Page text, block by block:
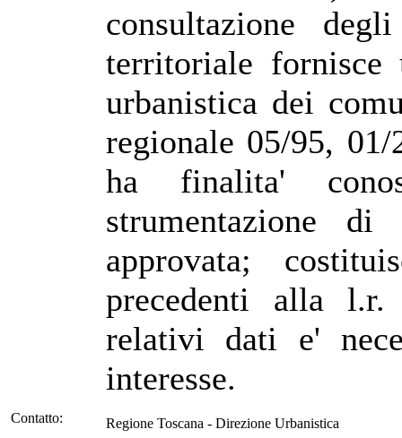
consultazione
territoriale fornisce
urbanistica dei
regionale 05/95,
ha finalita'
strumentazione
approvata;
precedenti alla l.r.
relativi dati e'
interesse.
Contatto: Regione Toscana - Direzione Urbanistica